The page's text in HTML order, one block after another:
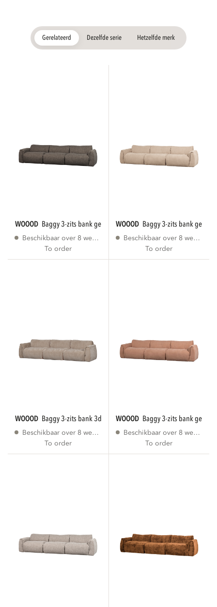
Gerelateerd Dezelfde serie Hetzelfde merk
WOOOD baggy 3-zits bank geweven stof...
Beschikbaar over 8 weken
To order
WOOOD baggy 3-zits bank
Beschikbaar over 8 weken
To order
WOOOD baggy 3-zits bank 3d chenille zand
Beschikbaar over 8 weken
To order
WOOOD baggy 3-zits bank
Beschikbaar over 8 weken
To order